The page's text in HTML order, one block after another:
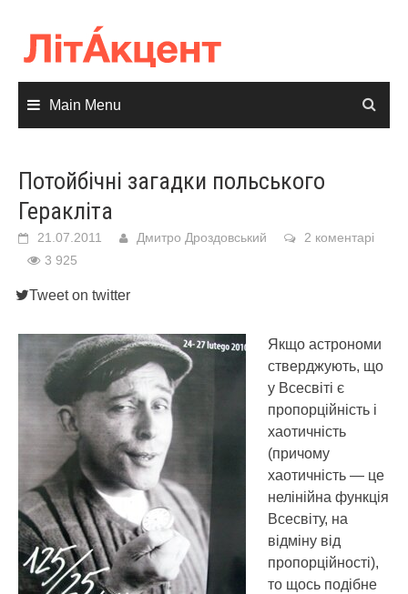
content
Main Menu
Потойбічні загадки польського
Геракліта
21.07.2011 Дмитро Дроздовський
2 коментарі
3 925
Tweet on twitter
Якщо астрономи
стверджують, що
у Всесвіті є
пропорційність і
хаотичність
(причому
хаотичність — це
нелінійна функція
Всесвіту, на
відміну від
пропорційності),
то щось подібне